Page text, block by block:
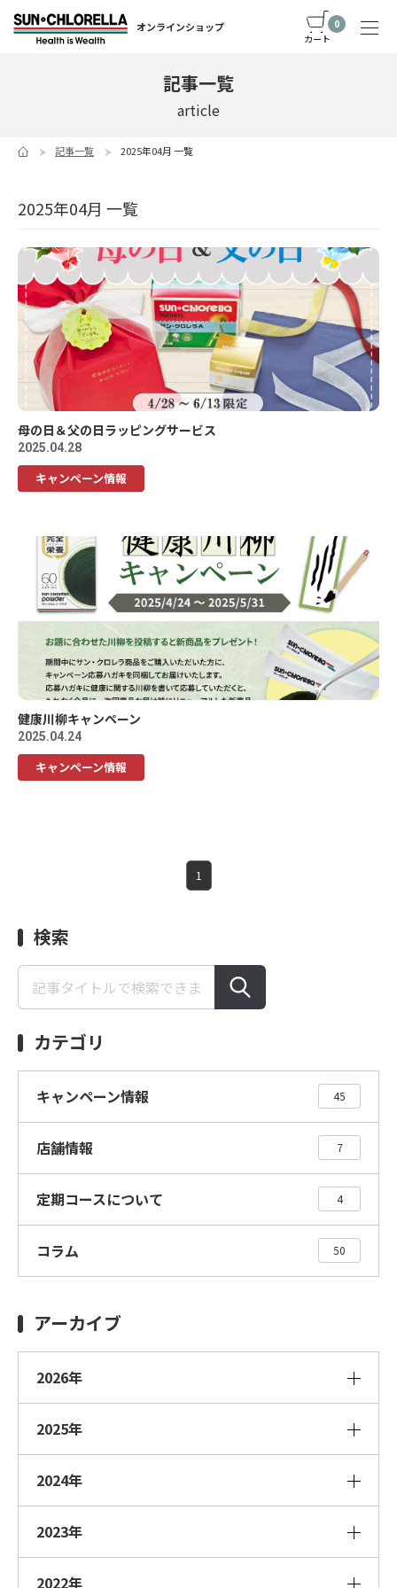
オンラインショップ
0
カート
記事一覧
article
記事一覧 2025年04月 一覧
2025年04月 一覧
母の日＆父の日ラッピングサービス
2025.04.28
キャンペーン情報
健康川柳キャンペーン
2025.04.24
キャンペーン情報
1
検索
カテゴリ
キャンペーン情報 45
店舗情報 7
定期コースについて 4
コラム 50
アーカイブ
2026年
2025年
2024年
2023年
2022年